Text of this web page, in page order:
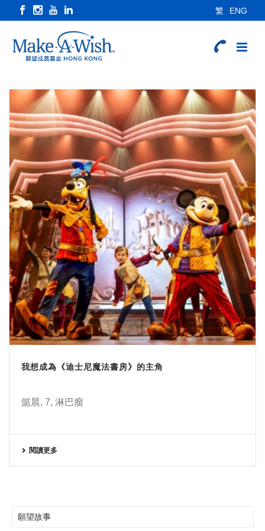
繁 ENG
我想成為《迪士尼魔法書房》的主角
懿晨, 7, 淋巴瘤
閱讀更多
願望故事